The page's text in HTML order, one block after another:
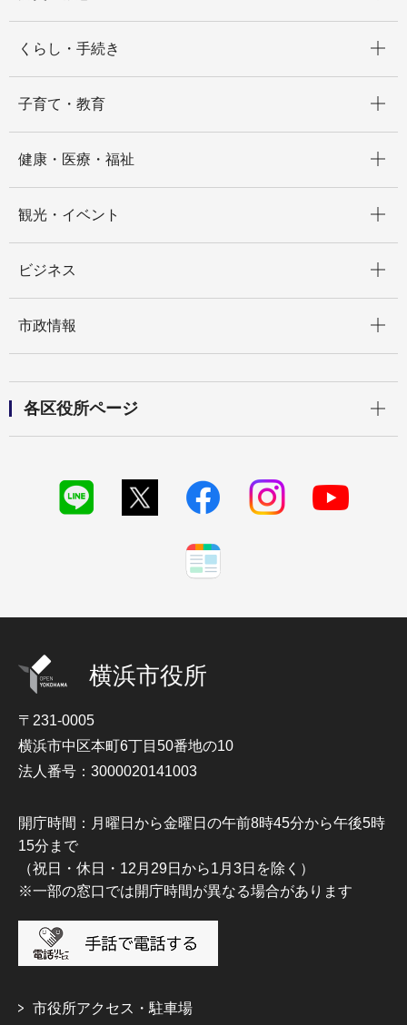
くらし・手続き
子育て・教育
健康・医療・福祉
観光・イベント
ビジネス
市政情報
各区役所ページ
横浜市役所
〒231-0005
横浜市中区本町6丁目50番地の10
法人番号：3000020141003
開庁時間：月曜日から金曜日の午前8時45分から午後5時
15分まで
（祝日・休日・12月29日から1月3日を除く）
※一部の窓口では開庁時間が異なる場合があります
市役所アクセス・駐車場